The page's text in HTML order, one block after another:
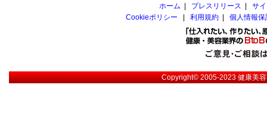
ホーム
プレスリリース
サ
Cookieポリシー
利用規約 個人情報
Copyright© 2005-2023健康美